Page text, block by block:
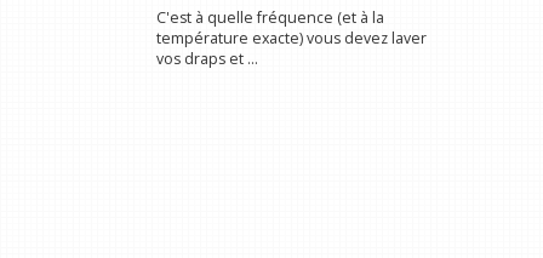
C'est à quelle fréquence (et à la
température exacte) vous devez laver
vos draps et ...